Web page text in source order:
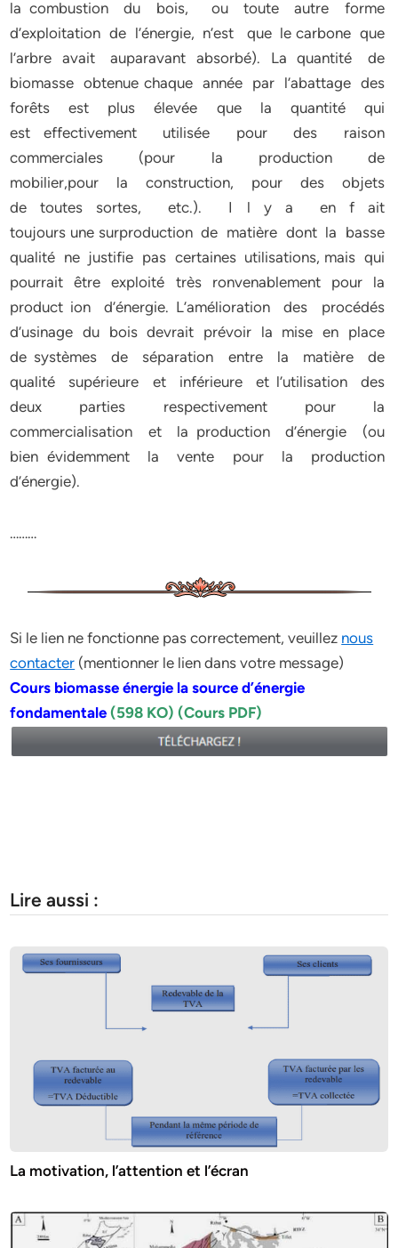
la combustion du bois, ou toute autre forme
d’exploitation de l’énergie, n’est que le carbone que
l’arbre avait auparavant absorbé). La quantité de
biomasse obtenue chaque année par l’abattage des
forêts est plus élevée que la quantité qui
est effectivement utilisée pour des raison
commerciales (pour la production de
mobilier,pour la construction, pour des objets
de toutes sortes, etc.). I l y a en f ait
toujours une surproduction de matière dont la basse
qualité ne justifie pas certaines utilisations, mais qui
pourrait être exploité très ronvenablement pour la
product ion d’énergie. L’amélioration des procédés
d’usinage du bois devrait prévoir la mise en place
de systèmes de séparation entre la matière de
qualité supérieure et inférieure et l’utilisation des
deux parties respectivement pour la
commercialisation et la production d’énergie (ou
bien évidemment la vente pour la production
d’énergie).
………
Si le lien ne fonctionne pas correctement, veuillez nous
contacter (mentionner le lien dans votre message)
Cours biomasse ­énergie la source d’énergie
fondamentale(598 KO) (Cours PDF)
Lire aussi :
La motivation, l’attention et l’écran